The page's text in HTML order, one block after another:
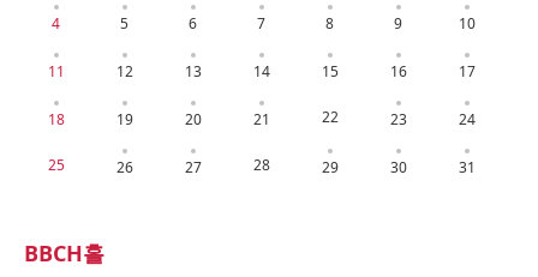
4 5 6 7 8 9 10
11 12 13 14 15 16 17
18 19 20 21 22 23 24
25 26 27 28 29 30 31
BBCH홀